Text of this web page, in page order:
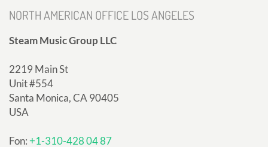
NORTH AMERICAN OFFICE LOS ANGELES
Steam Music Group LLC
2219 Main St
Unit #554
Santa Monica, CA 90405
USA
Fon:+1-310-428 04 87